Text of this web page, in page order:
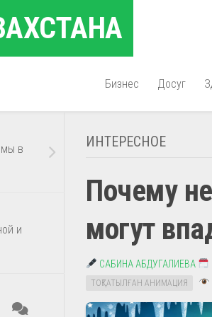
Бизнес Досуг
ИНТЕРЕСНОЕ
Почему
могут
САБИНА АБДУГАЛИЕВА
ТОҚТАТЫЛҒАН АНИМАЦИЯ
в
и